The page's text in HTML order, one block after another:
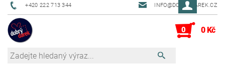
+420 222 713 344 INFO@DOBRYDAREK.CZ
0 0 Kč